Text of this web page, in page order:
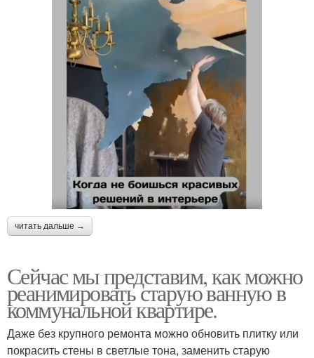
читать дальше →
Сейчас мы представим, как можно
реанимировать старую ванную в
коммунальной квартире.
Даже без крупного ремонта можно обновить плитку или
покрасить стены в светлые тона, заменить старую